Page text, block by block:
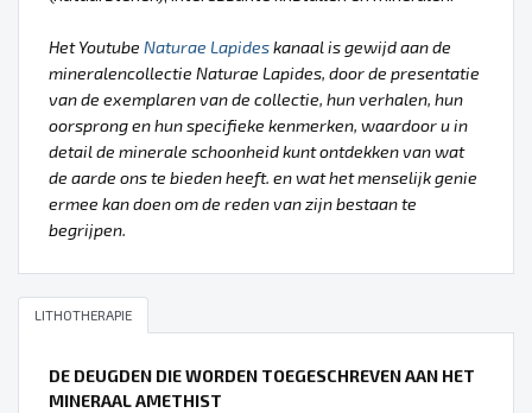
Het Youtube Naturae Lapideskanaal is gewijd aan de
mineralencollectie Naturae Lapides, door de presentatie
van de exemplaren van de collectie, hun verhalen, hun
oorsprong en hun specifieke kenmerken, waardoor u in
detail de minerale schoonheid kunt ontdekken van wat
de aarde ons te bieden heeft. en wat het menselijk genie
ermee kan doen om de reden van zijn bestaan te
begrijpen.
LITHOTHERAPIE
DE DEUGDEN DIE WORDEN TOEGESCHREVEN AAN HET
MINERAAL AMETHIST